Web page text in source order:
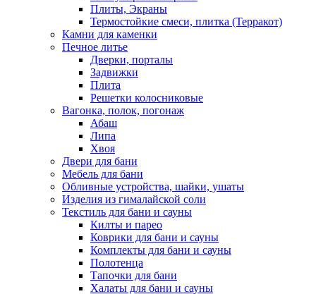
Плиты, Экраны
Термостойкие смеси, плитка (Терракот)
Камни для каменки
Печное литье
Дверки, порталы
Задвижки
Плита
Решетки колосниковые
Вагонка, полок, погонаж
Абаш
Липа
Хвоя
Двери для бани
Мебель для бани
Обливные устройства, шайки, ушаты
Изделия из гималайской соли
Текстиль для бани и сауны
Килты и парео
Коврики для бани и сауны
Комплекты для бани и сауны
Полотенца
Тапочки для бани
Халаты для бани и сауны